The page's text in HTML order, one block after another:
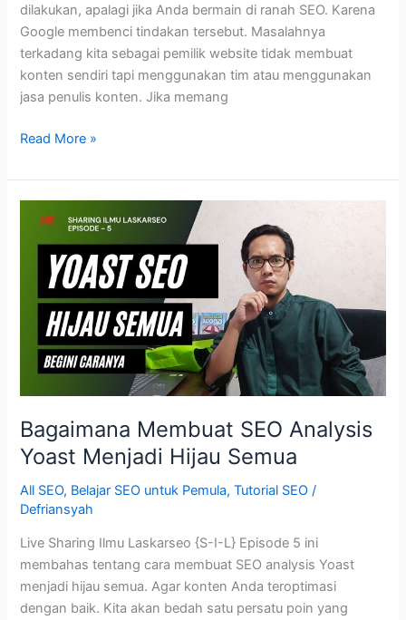
dilakukan, apalagi jika Anda bermain di ranah SEO. Karena
Google membenci tindakan tersebut. Masalahnya
terkadang kita sebagai pemilik website tidak membuat
konten sendiri tapi menggunakan tim atau menggunakan
jasa penulis konten. Jika memang
Cara
Plagiarisme
Read More »
Bagaimana Membuat SEO Analysis
Yoast Menjadi Hijau Semua
All SEO, Belajar SEO untuk Pemula,Tutorial SEO /
Defriansyah
Live Sharing Ilmu Laskarseo {S-I-L} Episode 5 ini
membahas tentang cara membuat SEO analysis Yoast
menjadi hijau semua. Agar konten Anda teroptimasi
dengan baik. Kita akan bedah satu persatu poin yang